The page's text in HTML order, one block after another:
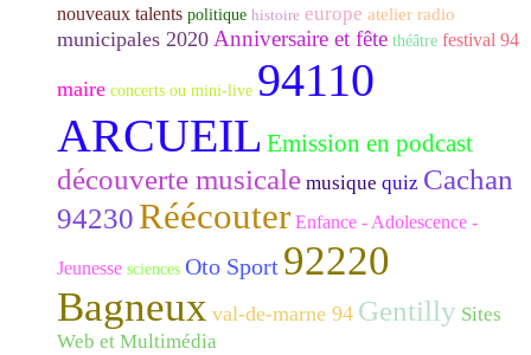
nouveaux talents politique histoire europe atelier radio
municipales 2020 Anniversaire et fête théâtre festival 94
maire concerts ou mini-live 94110
ARCUEIL Emission en podcast
découverte musicale musique quiz Cachan
94230 Réécouter Enfance - Adolescence -
Jeunesse sciences Oto Sport 92220
Bagneux val-de-marne 94 Gentilly Sites
Web et Multimédia